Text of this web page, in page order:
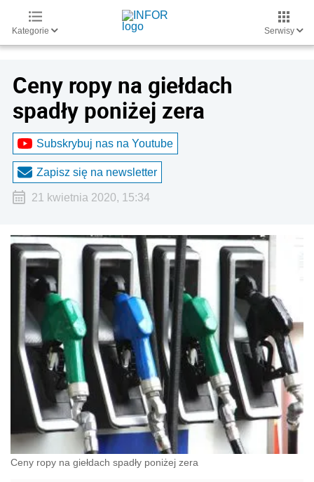
Kategorie Serwisy
Ceny ropy na giełdach
spadły poniżej zera
Subskrybuj nas na Youtube
Zapisz się na newsletter
21 kwietnia 2020, 15:34
Ceny ropy na giełdach spadły poniżej zera